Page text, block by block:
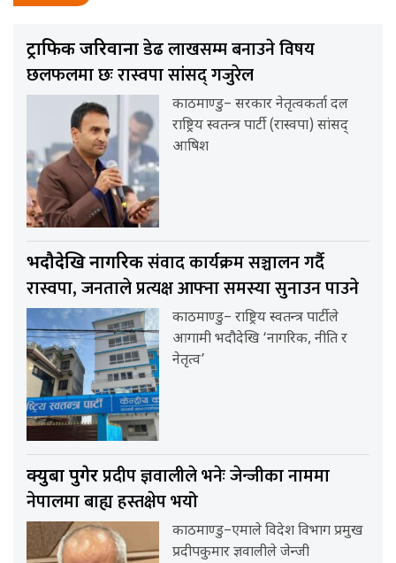
ट्राफिक जरिवानाडेढ लाखसम्म बनाउने विषय
छलफलमा छः रास्वपा सांसद् गजुरेल
काठमाण्डु– सरकार नेतृत्वकर्ता दल
राष्ट्रिय स्वतन्त्र पार्टी (रास्वपा) सांसद्
आषिश
भदौदेखि नागरिकसंवाद कार्यक्रम सञ्चालन गर्दै
रास्वपा, जनताले प्रत्यक्ष आफ्ना समस्या सुनाउन पाउने
काठमाण्डु– राष्ट्रिय स्वतन्त्र पार्टीले
आगामी भदौदेखि ‘नागरिक, नीति र
नेतृत्व’
क्युबा पुगेरप्रदीप ज्ञवालीले भनेः जेन्जीका नाममा
नेपालमा बाह्य हस्तक्षेप भयो
काठमाण्डु–एमाले विदेश विभाग प्रमुख
प्रदीपकुमार ज्ञवालीले जेन्जी